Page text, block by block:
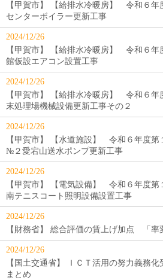
【甲賀市】 【給排水冷暖房】 令和６年
センターボイラー更新工事
2024/12/26
【甲賀市】 【給排水冷暖房】 令和６年
館仮設エアコン設置工事
2024/12/26
【甲賀市】 【給排水冷暖房】 令和６年
末処理場機械設備更新工事その２
2024/12/26
【甲賀市】 【水道施設】 令和６年度第
№２愛宕山送水ポンプ更新工事
2024/12/26
【甲賀市】 【電気設備】 令和６年度第
南テニスコート照明設備設置工事
2024/12/26
【財務省】 総合評価の賃上げ加点 「率
2024/12/26
【国土交通省】 ＩＣＴ活用の努力義務
まとめ